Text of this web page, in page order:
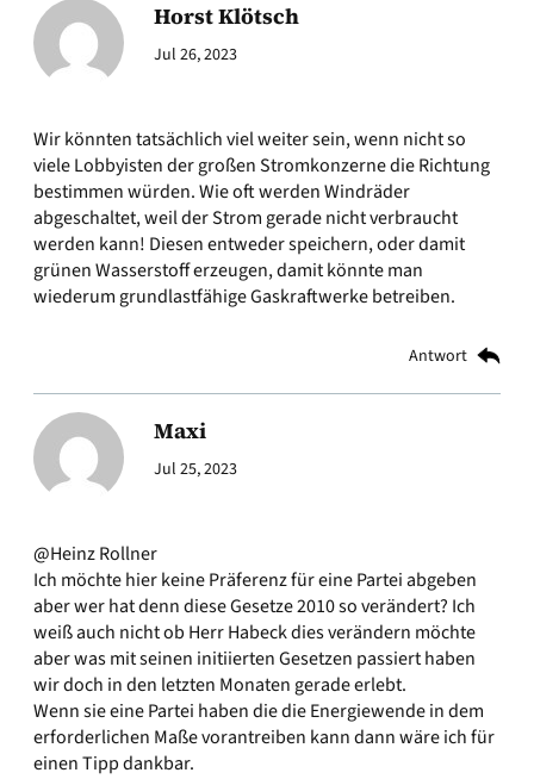
Horst Klötsch
Jul 26, 2023
Wir könnten tatsächlich viel weiter sein, wenn nicht so
viele Lobbyisten der großen Stromkonzerne die Richtung
bestimmen würden. Wie oft werden Windräder
abgeschaltet, weil der Strom gerade nicht verbraucht
werden kann! Diesen entweder speichern, oder damit
grünen Wasserstoff erzeugen, damit könnte man
wiederum grundlastfähige Gaskraftwerke betreiben.
Antwort
Maxi
Jul 25, 2023
@Heinz Rollner
Ich möchte hier keine Präferenz für eine Partei abgeben
aber wer hat denn diese Gesetze 2010 so verändert? Ich
weiß auch nicht ob Herr Habeck dies verändern möchte
aber was mit seinen initiierten Gesetzen passiert haben
wir doch in den letzten Monaten gerade erlebt.
Wenn sie eine Partei haben die die Energiewende in dem
erforderlichen Maße vorantreiben kann dann wäre ich für
einen Tipp dankbar.